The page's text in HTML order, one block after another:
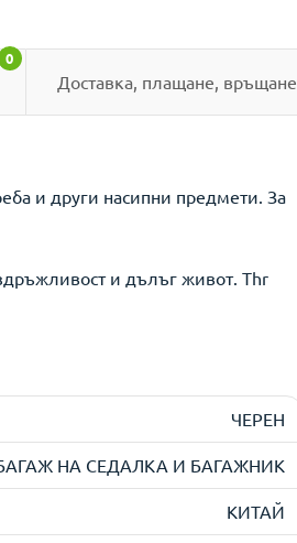
0
Доставка, плащане, връщане
и други насипни предмети. За
и дълъг живот. Thr
ЧЕРЕН
НА СЕДАЛКА И БАГАЖНИК
КИТАЙ